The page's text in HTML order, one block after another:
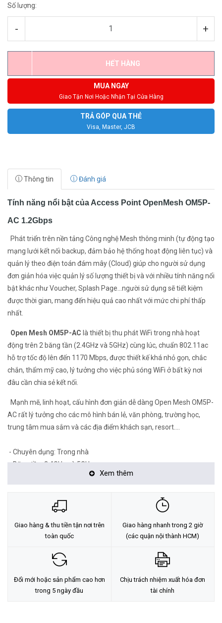
Số lượng:
- +
HẾT HÀNG
MUA NGAY
Giao Tận Nơi Hoặc Nhận Tại Cửa Hàng
TRẢ GÓP QUA THẺ
Visa, Master, JCB
Thông tin Đánh giá
Tính năng nổi bật của Access Point OpenMesh OM5P-
AC 1.2Gbps
Phát triển trên nền tảng Công nghệ Mesh thông minh (tự động tạo
mạng lưới kết nối backup, đảm bảo hệ thống hoạt động liên tục) và
quản lý theo điện toán đám mây (Cloud) giúp cho người sử dụng
đơn giản hóa việc quản lý số lượng thiết bị và với nhiều tính năng nổi
bật khác như Voucher, Splash Page…người sử dụng sẽ tiết kiệm
được thời gian, mang đến hiệu quả cao nhất với mức chi phí thấp
nhất.
Open Mesh OM5P-AC là thiết bị thu phát WiFi trong nhà hoạt
động trên 2 băng tần (2.4GHz và 5GHz) cùng lúc, chuẩn 802.11ac
hỗ trợ tốc độ lên đến 1170 Mbps, được thiết kế khá nhỏ gọn, chắc
chắn, thẩm mỹ cao, lý tưởng cho việc phủ sóng WiFi ở bất kỳ nơi
đâu cần chia sẻ kết nối.
Mạnh mẽ, linh hoạt, cấu hình đơn giản dễ dàng Open Mesh OM5P-
AC rất lý tưởng cho các mô hình bán lẻ, văn phòng, trường học,
trung tâm mua sắm và các địa điểm khách sạn, resort.…
- Chuyên dụng: Trong nhà
- Băng tần: 2.4GHz và 5GHz
- Chuẩn: 802.11b/g/n (2.4GHz) và 802.11a/n/ac (5GHz)
- Công suất phát: Trung bình
- Chế độ: AP, Mesh
- Có 2 Antenna MIMO trong dual band
- Quản lý điện toán đám mây (Cloud)
- Tích hợp Công nghệ Mesh thông minh
- Hỗ trợ tính năng Voucher
- Hỗ trợ trang chào - Quảng cáo Splash Page
- Hỗ trợ tính năng Check-in Facebook
Xem thêm
Giao hàng & thu tiền tận nơi trên
toàn quốc
Giao hàng nhanh trong 2 giờ
(các quận nội thành HCM)
Đổi mới hoặc sản phẩm cao hơn
trong 5 ngày đầu
Chịu trách nhiệm xuất hóa đơn
tài chính